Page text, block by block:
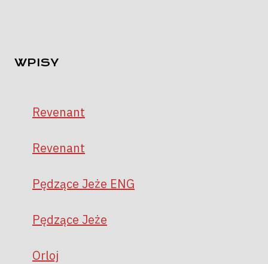
WPISY
Revenant
Revenant
Pędzące Jeże ENG
Pędzące Jeże
Orloj